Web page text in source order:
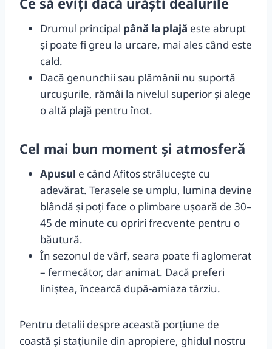
Drumul principal până la plajă este abrupt
și poate fi greu la urcare, mai ales când este
cald.
Dacă genunchii sau plămânii nu suportă
urcușurile, rămâi la nivelul superior și alege
o altă plajă pentru înot.
Cel mai bun moment și atmosferă
Apusul e când Afitos strălucește cu
adevărat. Terasele se umplu, lumina devine
blândă și poți face o plimbare ușoară de 30–
45 de minute cu opriri frecvente pentru o
băutură.
În sezonul de vârf, seara poate fi aglomerat
– fermecător, dar animat. Dacă preferi
liniștea, încearcă după-amiaza târziu.
Pentru detalii despre această porțiune de
coastă și stațiunile din apropiere, ghidul nostru